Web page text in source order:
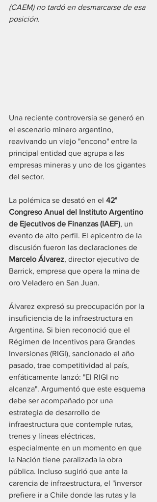
(CAEM) no tardó en desmarcarse de esa
posición.
Una reciente controversia se generó en
el escenario minero argentino,
reavivando un viejo "encono" entre la
principal entidad que agrupa a las
empresas mineras y uno de los gigantes
del sector.
La polémica se desató en el 42°
Congreso Anual del Instituto Argentino
de Ejecutivos de Finanzas (IAEF), un
evento de alto perfil. El epicentro de la
discusión fueron las declaraciones de
Marcelo Álvarez, director ejecutivo de
Barrick, empresa que opera la mina de
oro Veladero en San Juan.
Álvarez expresó su preocupación por la
insuficiencia de la infraestructura en
Argentina. Si bien reconoció que el
Régimen de Incentivos para Grandes
Inversiones (RIGI), sancionado el año
pasado, trae competitividad al país,
enfáticamente lanzó: "El RIGI no
alcanza". Argumentó que este esquema
debe ser acompañado por una
estrategia de desarrollo de
infraestructura que contemple rutas,
trenes y líneas eléctricas,
especialmente en un momento en que
la Nación tiene paralizada la obra
pública. Incluso sugirió que ante la
carencia de infraestructura, el "inversor
prefiere ir a Chile donde las rutas y la